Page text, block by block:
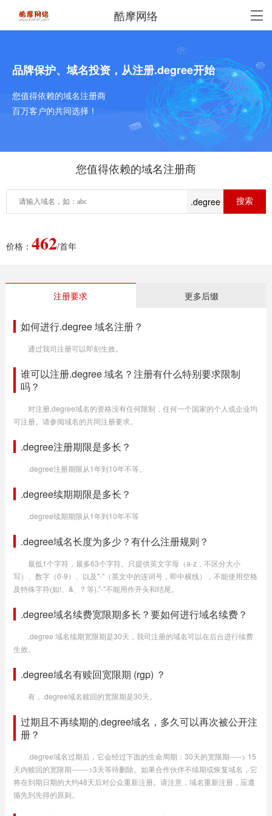
酷摩网络
品牌保护、域名投资，从注册.degree开始
您值得依赖的域名注册商
百万客户的共同选择！
您值得依赖的域名注册商
.degree
价格： 462/首年
注册要求 更多后缀
如何进行.degree 域名注册？
通过我司注册可以即刻生效。
谁可以注册.degree 域名？注册有什么特别要求限制
吗？
对注册.degree域名的资格没有任何限制，任何一个国家的个人或企业均
可注册。请参阅域名的共同注册要求。
.degree注册期限是多长？
.degree注册期限从1年到10年不等。
.degree续期期限是多长？
.degree续期期限从1年到10年不等
.degree域名长度为多少？有什么注册规则？
最低1个字符，最多63个字符。只提供英文字母（a-z，不区分大小
写）、数字（0-9）、以及"-"（英文中的连词号，即中横线），不能使用空格
及特殊字符(如!、&、? 等),"-"不能用作开头和结尾。
.degree域名续费宽限期多长？要如何进行域名续费？
.degree 域名续期宽限期是30天，我司注册的域名可以在后台进行续费
生效。
.degree域名有赎回宽限期 (rgp) ？
有，.degree域名赎回的宽限期是30天。
过期且不再续期的.degree域名，多久可以再次被公开注
册？
.degree域名过期后，它会经过下面的生命周期：30天的宽限期-----> 15
天内赎回的宽限期------->3天等待删除。如果合作伙伴不续期或恢复域名，它
将在到期日期的大约48天后对公众重新注册。请注意，域名重新注册，应遵
循先到先得的原则。